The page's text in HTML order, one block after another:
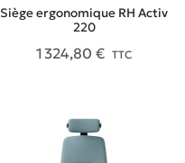
Siège ergonomique RH Activ
220
1 324,80 € TTC